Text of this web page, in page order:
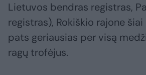
Lietuvos bendras registras,
registras), Rokiškio rajone
pats geriausias per visą
ragų trofėjus.